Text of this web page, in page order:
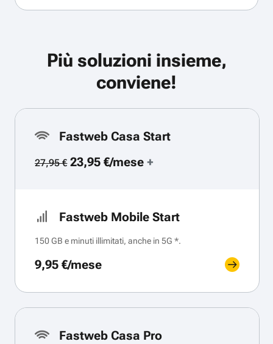
Più soluzioni insieme,
conviene!
Fastweb Casa Start
27,95 €23,95 €/mese+
Fastweb Mobile Start
150 GB e minuti illimitati, anche in 5G *.
9,95 €/mese
Fastweb Casa Pro